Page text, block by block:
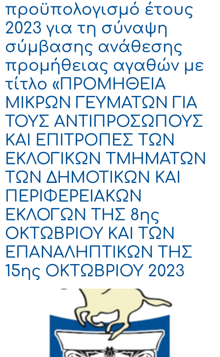
προϋπολογισμό έτους
2023 για τη σύναψη
σύμβασης ανάθεσης
προμήθειας αγαθών με
τίτλο «ΠΡΟΜΗΘΕΙΑ
ΜΙΚΡΩΝ ΓΕΥΜΑΤΩΝ ΓΙΑ
ΤΟΥΣ ΑΝΤΙΠΡΟΣΩΠΟΥΣ
ΚΑΙ ΕΠΙΤΡΟΠΕΣ ΤΩΝ
ΕΚΛΟΓΙΚΩΝ ΤΜΗΜΑΤΩΝ
ΤΩΝ ΔΗΜΟΤΙΚΩΝ ΚΑΙ
ΠΕΡΙΦΕΡΕΙΑΚΩΝ
ΕΚΛΟΓΩΝ ΤΗΣ 8ης
ΟΚΤΩΒΡΙΟΥ ΚΑΙ ΤΩΝ
ΕΠΑΝΑΛΗΠΤΙΚΩΝ ΤΗΣ
15ης ΟΚΤΩΒΡΙΟΥ 2023